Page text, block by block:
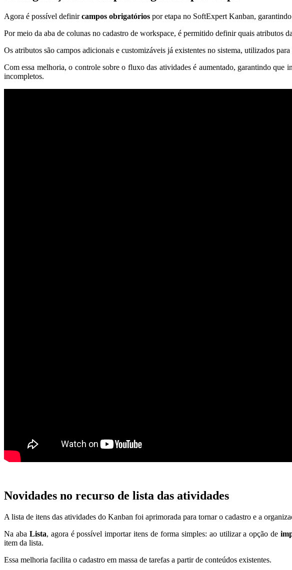
Agora é possível definircampos obrigatórios por etapa no SoftExpert Kanban,
Por meio da aba de colunas no cadastro de workspace, é permitido definir quais atributos
Os atributos são campos adicionais e customizáveis já existentes no sistema, utilizados
Com essa melhoria, o controle sobre o fluxo das atividades é aumentado, garantindo que
incompletos.
Novidades no recurso de lista das atividades
A lista de itens das atividades do Kanban foi aprimorada para tornar o cadastro e a
Na aba Lista, agora é possível importar itens de forma simples: ao utilizar a opção de
item da lista.
Essa melhoria facilita o cadastro em massa de tarefas a partir de conteúdos existentes.